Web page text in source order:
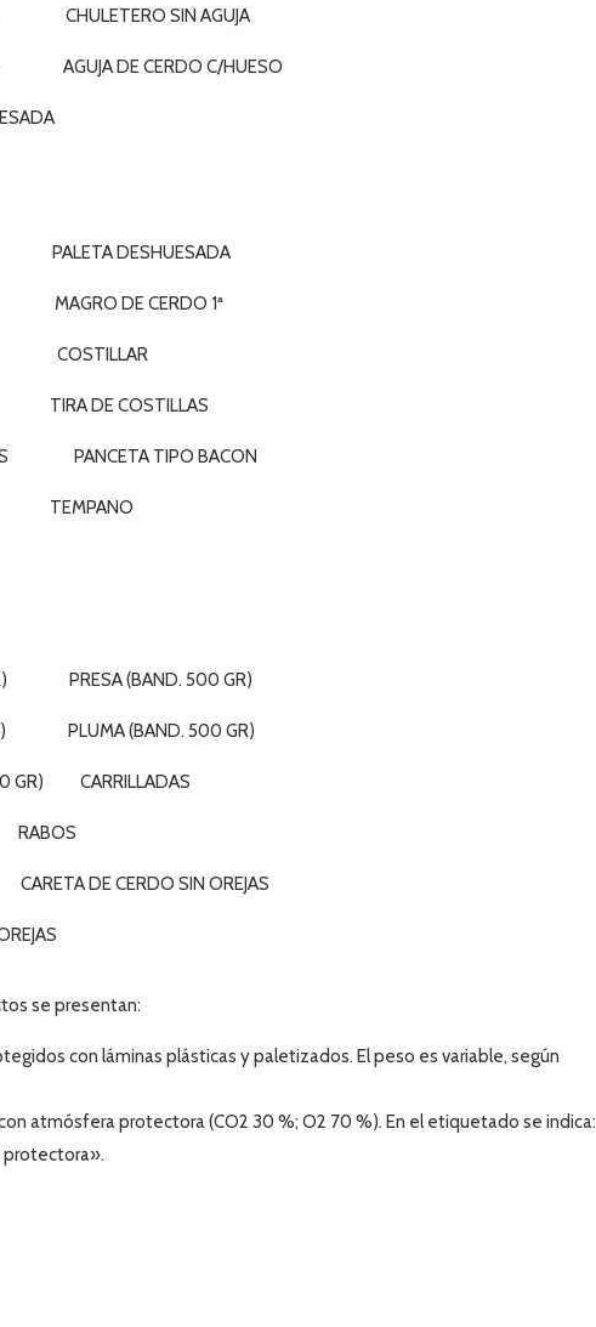
CHULETERO SIN AGUJA
AGUJA DE CERDO C/HUESO
DESHUESADA
DE CERDO 1ª
COSTILLAR
DE COSTILLAS
PANCETA TIPO BACON
TEMPANO
PRESA (BAND. 500 GR)
PLUMA (BAND. 500 GR)
GR) CARRILLADAS
CERDO SIN OREJAS
se presentan:
con láminas plásticas y paletizados. El peso es variable, según
atmósfera protectora (CO2 30 %; O2 70 %). En el etiquetado se indica: